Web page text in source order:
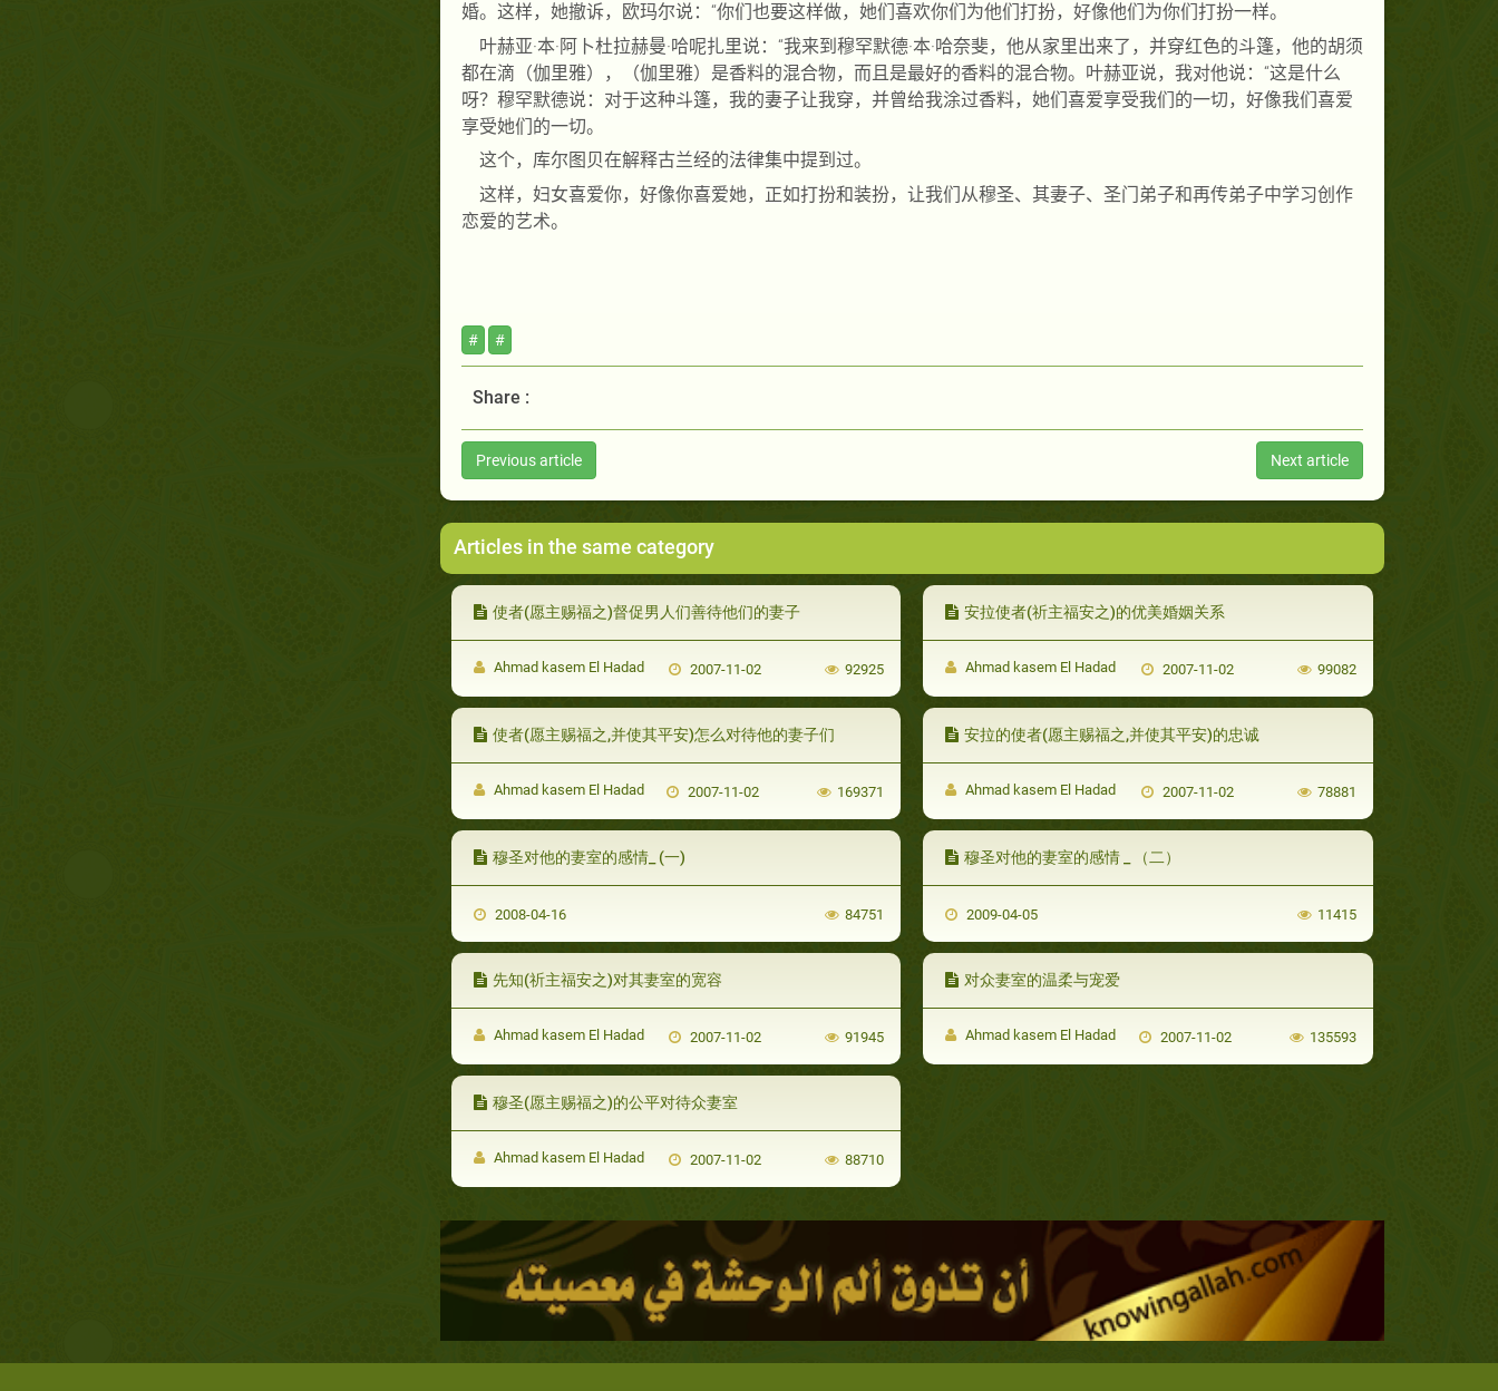
婚。这样，她撤诉，欧玛尔说：“你们也要这样做，她们喜欢你们为他们打扮，好像他们为你们打扮一样。
叶赫亚·本·阿卜杜拉赫曼·哈呢扎里说：“我来到穆罕默德·本·哈奈斐，他从家里出来了，并穿红色的斗篷，他的胡须
都在滴（伽里雅），（伽里雅）是香料的混合物，而且是最好的香料的混合物。叶赫亚说，我对他说：“这是什么
呀？穆罕默德说：对于这种斗篷，我的妻子让我穿，并曾给我涂过香料，她们喜爱享受我们的一切，好像我们喜爱
享受她们的一切。
这个，库尔图贝在解释古兰经的法律集中提到过。
这样，妇女喜爱你，好像你喜爱她，正如打扮和装扮，让我们从穆圣、其妻子、圣门弟子和再传弟子中学习创作
恋爱的艺术。
# #
Share :
Previous article Next article
Articles in the same category
使者(愿主赐福之)督促男人们善待他们的妻子
Ahmad kasem El Hadad 2007-11-02 92925
安拉使者(祈主福安之)的优美婚姻关系
Ahmad kasem El Hadad 2007-11-02 99082
使者(愿主赐福之,并使其平安)怎么对待他的妻子们
Ahmad kasem El Hadad 2007-11-02 169371
安拉的使者(愿主赐福之,并使其平安)的忠诚
Ahmad kasem El Hadad 2007-11-02 78881
穆圣对他的妻室的感情_ (一)
2008-04-16 84751
穆圣对他的妻室的感情 _ （二）
2009-04-05 11415
先知(祈主福安之)对其妻室的宽容
Ahmad kasem El Hadad 2007-11-02 91945
对众妻室的温柔与宠爱
Ahmad kasem El Hadad 2007-11-02 135593
穆圣(愿主赐福之)的公平对待众妻室
Ahmad kasem El Hadad 2007-11-02 88710